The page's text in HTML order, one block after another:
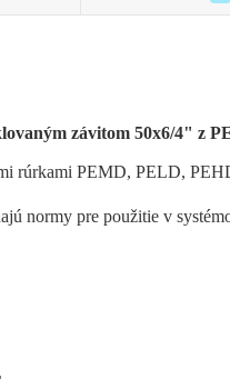
závitom 50x6/4" z
rúrkami PEMD, PELD,
normy pre použitie v